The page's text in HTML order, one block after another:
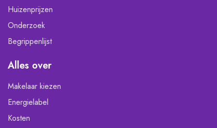
Huizenprijzen
Onderzoek
Begrippenlijst
Alles over
Makelaar kiezen
Energielabel
Kosten